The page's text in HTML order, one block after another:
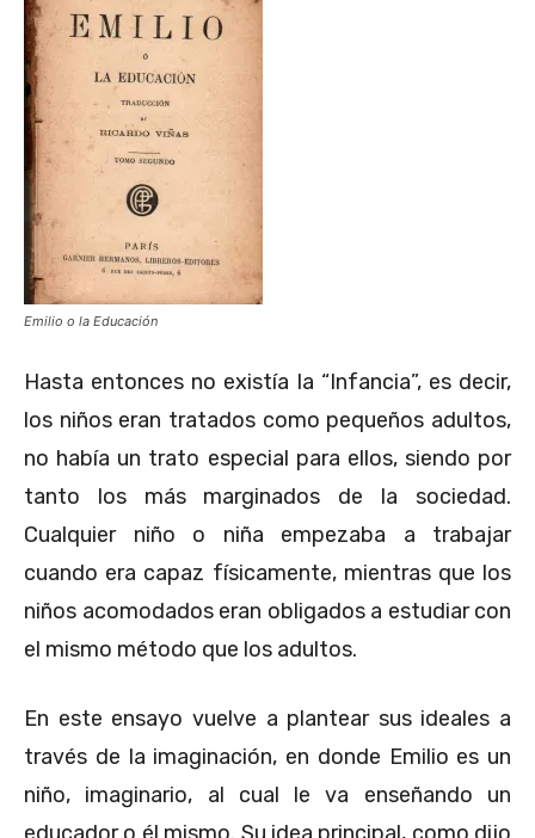
Emilio o la Educación
Hasta entonces no existía la “Infancia”, es decir,
los niños eran tratados como pequeños adultos,
no había un trato especial para ellos, siendo por
tanto los más marginados de la sociedad.
Cualquier niño o niña empezaba a trabajar
cuando era capaz físicamente, mientras que los
niños acomodados eran obligados a estudiar con
el mismo método que los adultos.
En este ensayo vuelve a plantear sus ideales a
través de la imaginación, en donde Emilio es un
niño, imaginario, al cual le va enseñando un